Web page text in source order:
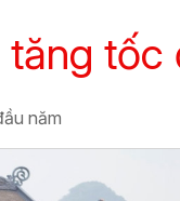
tốc
năm